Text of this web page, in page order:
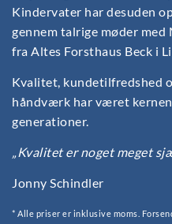
Kindervater har desuden
gennem talrige møder
fra Altes Forsthaus Beck i
Kvalitet, kundetilfredshed
håndværk har været
generationer.
„Kvalitet er noget meget
Jonny Schindler
* Alle priser er inklusive moms.